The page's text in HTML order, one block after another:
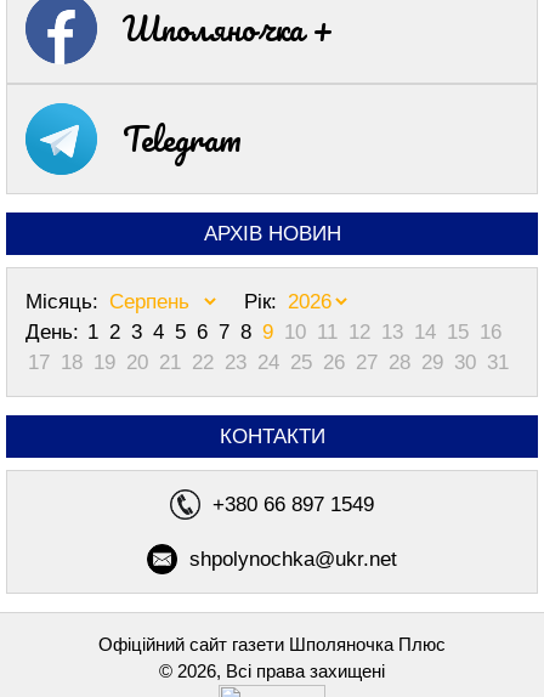
Шполяночка +
Telegram
АРХІВ НОВИН
Місяць:
Рік:
День: 1 2 3 4 5 6 7 8 9 10 11 12 13 14 15 16
17 18 19 20 21 22 23 24 25 26 27 28 29 30 31
КОНТАКТИ
+380 66 897 1549
shpolynochka@ukr.net
Офіційний сайт газети Шполяночка Плюс
© 2026, Всі права захищені